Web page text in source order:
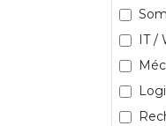
IT /